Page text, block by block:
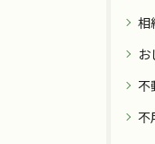
相
お
不
不